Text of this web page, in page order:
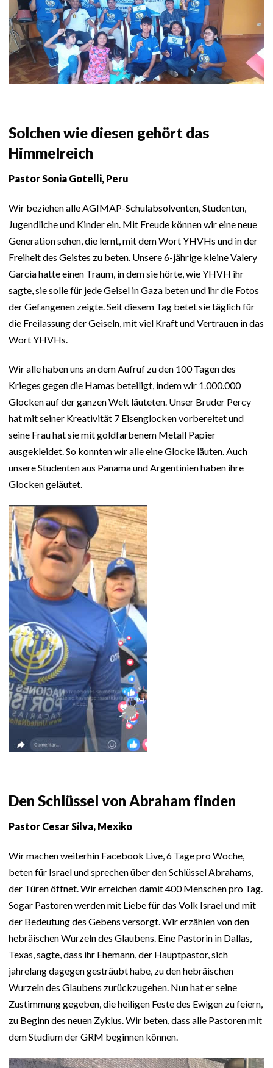
Solchen wie diesen gehört das
Himmelreich
Pastor Sonia Gotelli, Peru
Wir beziehen alle AGIMAP-Schulabsolventen, Studenten,
Jugendliche und Kinder ein. Mit Freude können wir eine neue
Generation sehen, die lernt, mit dem Wort YHVHs und in der
Freiheit des Geistes zu beten. Unsere 6-jährige kleine Valery
Garcia hatte einen Traum, in dem sie hörte, wie YHVH ihr
sagte, sie solle für jede Geisel in Gaza beten und ihr die Fotos
der Gefangenen zeigte. Seit diesem Tag betet sie täglich für
die Freilassung der Geiseln, mit viel Kraft und Vertrauen in das
Wort YHVHs.
Wir alle haben uns an dem Aufruf zu den 100 Tagen des
Krieges gegen die Hamas beteiligt, indem wir 1.000.000
Glocken auf der ganzen Welt läuteten. Unser Bruder Percy
hat mit seiner Kreativität 7 Eisenglocken vorbereitet und
seine Frau hat sie mit goldfarbenem Metall Papier
ausgekleidet. So konnten wir alle eine Glocke läuten. Auch
unsere Studenten aus Panama und Argentinien haben ihre
Glocken geläutet.
Den Schlüssel von Abraham finden
Pastor Cesar Silva, Mexiko
Wir machen weiterhin Facebook Live, 6 Tage pro Woche,
beten für Israel und sprechen über den Schlüssel Abrahams,
der Türen öffnet. Wir erreichen damit 400 Menschen pro Tag.
Sogar Pastoren werden mit Liebe für das Volk Israel und mit
der Bedeutung des Gebens versorgt. Wir erzählen von den
hebräischen Wurzeln des Glaubens. Eine Pastorin in Dallas,
Texas, sagte, dass ihr Ehemann, der Hauptpastor, sich
jahrelang dagegen gesträubt habe, zu den hebräischen
Wurzeln des Glaubens zurückzugehen. Nun hat er seine
Zustimmung gegeben, die heiligen Feste des Ewigen zu feiern,
zu Beginn des neuen Zyklus. Wir beten, dass alle Pastoren mit
dem Studium der GRM beginnen können.